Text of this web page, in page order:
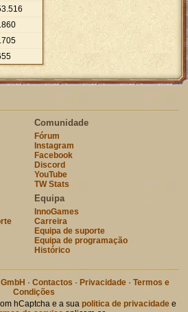
.516
.860
.705
Comunidade
Fórum
Instagram
Facebook
Discord
YouTube
TW Stats
Equipa
InnoGames
Carreira
Equipa de suporte
Equipa de programação
Histórico
·Contactos · Privacidade ·Termos e
Condições
hCaptcha e a suapolitica de privacidade e